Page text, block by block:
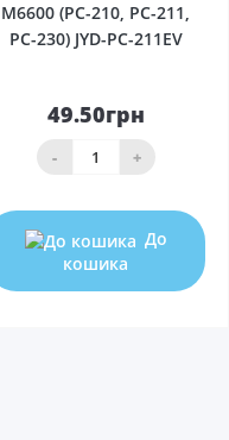
M6600 (PC-210, PC-211,
PC-230) JYD-PC-211EV
49.50грн
- +
До
кошика